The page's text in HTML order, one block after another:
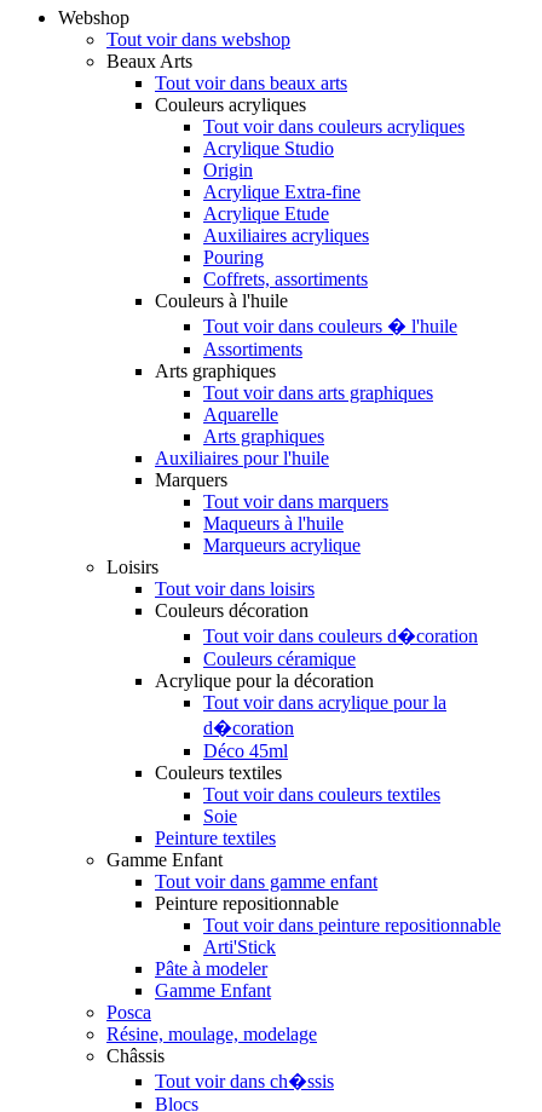
Webshop
Tout voir dans webshop
Beaux Arts
Tout voir dans beaux arts
Couleurs acryliques
Tout voir dans couleurs acryliques
Acrylique Studio
Origin
Acrylique Extra-fine
Acrylique Etude
Auxiliaires acryliques
Pouring
Coffrets, assortiments
Couleurs à l'huile
Tout voir dans couleurs � l'huile
Assortiments
Arts graphiques
Tout voir dans arts graphiques
Aquarelle
Arts graphiques
Auxiliaires pour l'huile
Marquers
Tout voir dans marquers
Maqueurs à l'huile
Marqueurs acrylique
Loisirs
Tout voir dans loisirs
Couleurs décoration
Tout voir dans couleurs d�coration
Couleurs céramique
Acrylique pour la décoration
Tout voir dans acrylique pour la
d�coration
Déco 45ml
Couleurs textiles
Tout voir dans couleurs textiles
Soie
Peinture textiles
Gamme Enfant
Tout voir dans gamme enfant
Peinture repositionnable
Tout voir dans peinture repositionnable
Arti'Stick
Pâte à modeler
Gamme Enfant
Posca
Résine, moulage, modelage
Châssis
Tout voir dans ch�ssis
Blocs